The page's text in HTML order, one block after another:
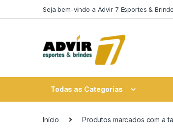
Seja bem-vindo a Advir 7 Esportes &
Todas as Categorias
Início Produtos marcados com a